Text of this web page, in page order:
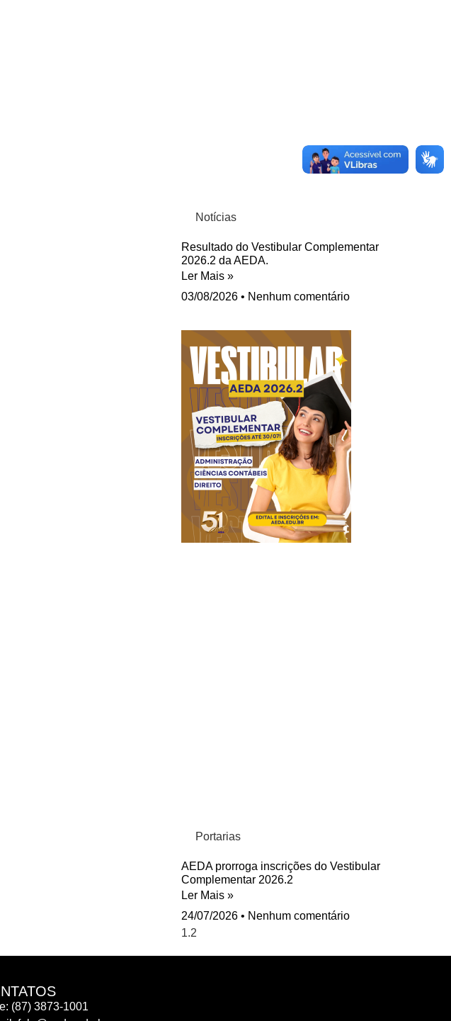
Notícias
Resultado do Vestibular Complementar
2026.2 da AEDA.
Ler Mais »
03/08/2026
Nenhum comentário
Portarias
AEDA prorroga inscrições do Vestibular
Complementar 2026.2
Ler Mais »
24/07/2026
Nenhum comentário
(87) 3873-1001